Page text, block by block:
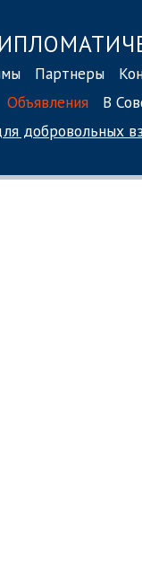
Партнеры
Объявления
В
добровольных